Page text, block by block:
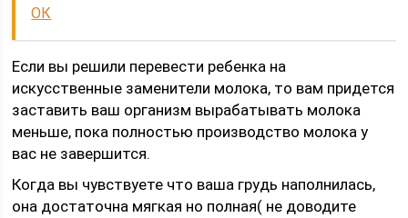
ОК
Если вы решили перевести ребенка на
искусственные заменители молока, то вам придется
заставить ваш организм вырабатывать молока
меньше, пока полностью производство молока у
вас не завершится.
Когда вы чувствуете что ваша грудь наполнилась,
она достаточна мягкая но полная( не доводите